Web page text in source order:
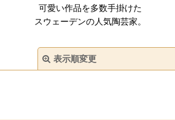
可愛い作品を多数手掛けた
スウェーデンの人気陶芸家。
表示順変更